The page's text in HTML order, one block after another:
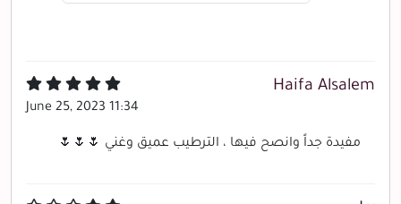
Haifa Alsalem
June 25, 2023 11:34
مفيدة جداً وانصح فيها ، الترطيب عميق وغني 🌷🌷🌷